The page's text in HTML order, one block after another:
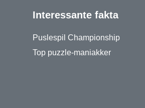
Interessante fakta
Puslespil Championship
Top puzzle-maniakker